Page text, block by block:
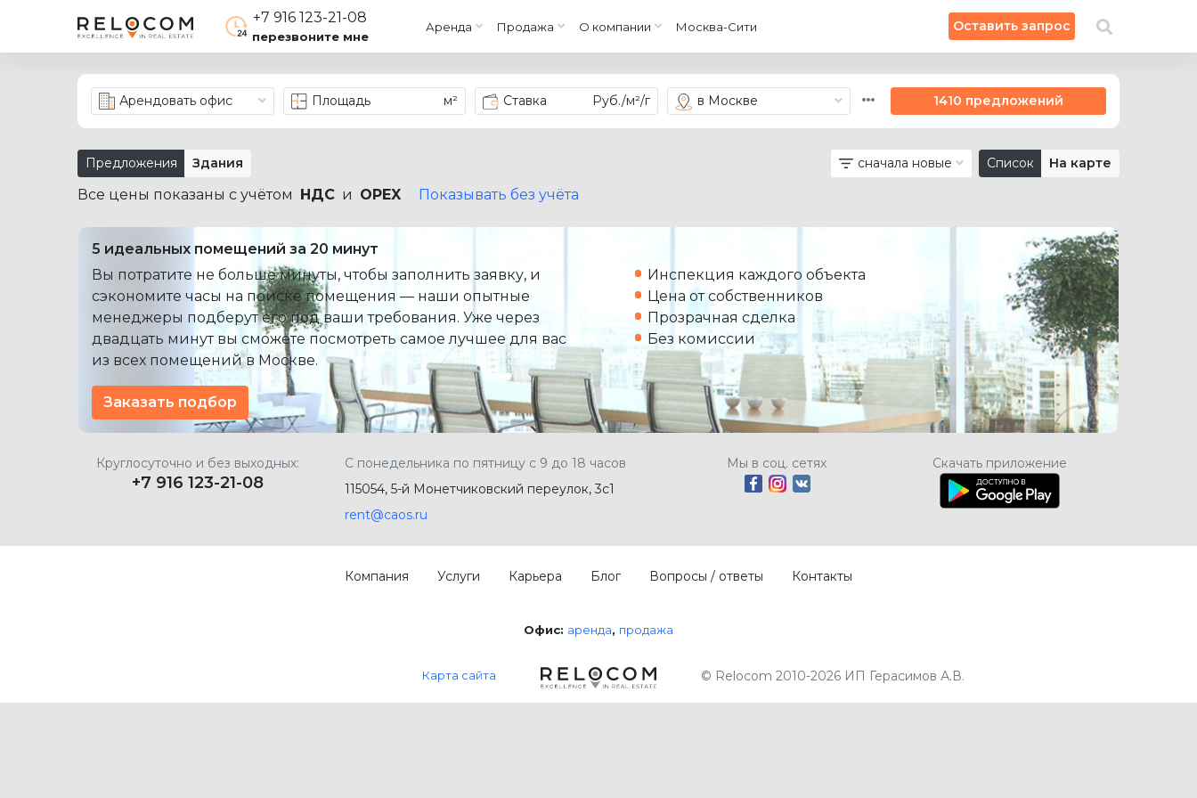
+7 916 123-21-08
перезвоните мне
Аренда Продажа О компании Москва-Сити Оставить запрос
× Искать на карте
Арендовать офис Площадь м² Ставка Руб./м²/г в Москве 1410 предложений
Предложения Здания сначала новые Список На карте
Все цены показаны с учётом НДС и OPEX Показывать без учёта
5 идеальных помещений за 20 минут
Вы потратите не больше минуты, чтобы заполнить заявку, и
сэкономите часы на поиске помещения — наши опытные
менеджеры подберут его под ваши требования. Уже через
двадцать минут вы сможете посмотреть самое лучшее для вас
из всех помещений в Москве.
Инспекция каждого объекта
Цена от собственников
Прозрачная сделка
Без комиссии
Заказать подбор
Круглосуточно и без выходных:
+7 916 123-21-08
С понедельника по пятницу с 9 до 18 часов
115054, 5-й Монетчиковский переулок, 3с1
rent@caos.ru
Мы в соц. сетях Скачать приложение
Компания Услуги Карьера Блог Вопросы / ответы Контакты
Офис: аренда продажа
Карта сайта © Relocom 2010-2026 ИП Герасимов А.В.